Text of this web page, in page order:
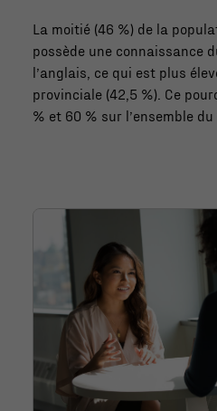
La moitié (46 %) de la
possède une connaissance
l’anglais, ce qui est plus
provinciale (42,5 %). Ce
% et 60 % sur l’ensemble